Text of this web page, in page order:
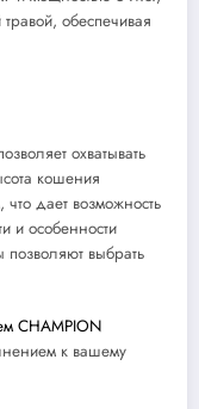
обеспечивая
охватывать
кошения
дает возможность
и особенности
позволяют выбрать
CHAMPION
к вашему